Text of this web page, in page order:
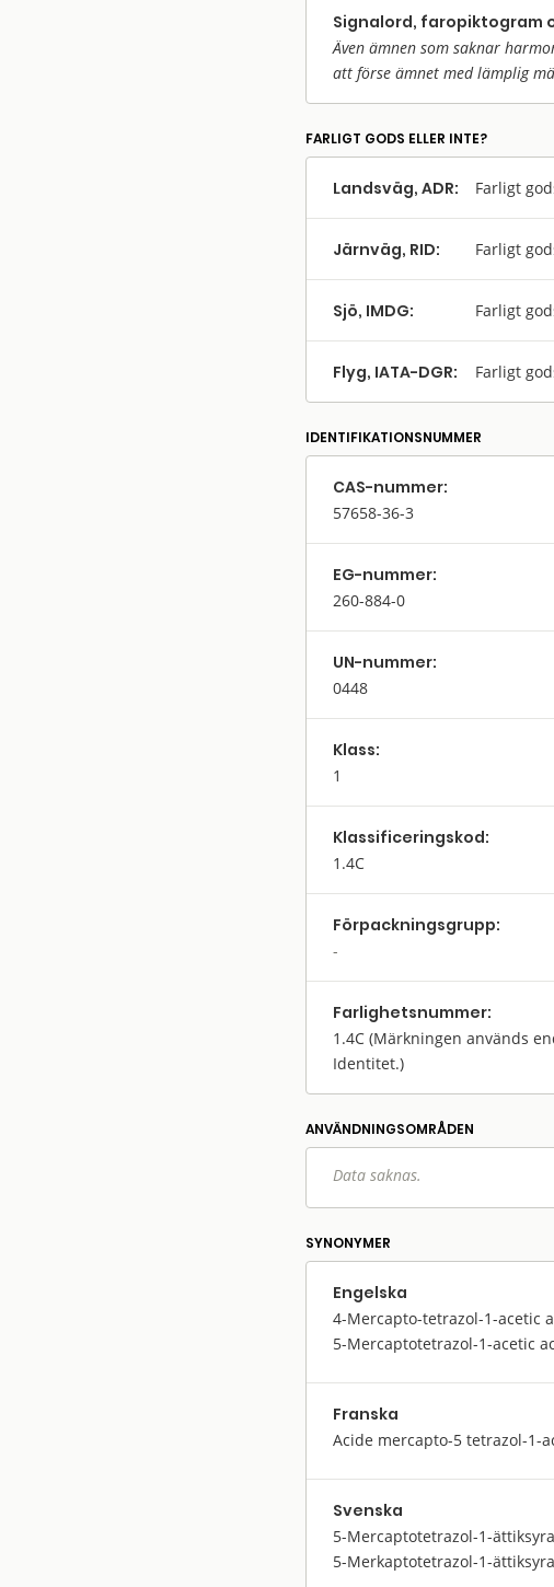
Signalord, faropiktogram
Även ämnen som saknar
att förse ämnet med lämplig
FARLIGT GODS ELLER INTE?
Landsväg, ADR: Farligt
Järnväg, RID: Farligt
Sjö, IMDG: Farligt
Flyg, IATA-DGR: Farligt
IDENTIFIKATIONSNUMMER
CAS-nummer:
57658-36-3
EG-nummer:
260-884-0
UN-nummer:
0448
Klass:
1
Klassifi­cerings­kod:
1.4C
Förpack­nings­grupp:
Farlighets­nummer:
1.4C (Märkningen används
Identitet.)
ANVÄNDNINGS­OMRÅDEN
Data saknas.
SYNONYMER
Engelska
4-Mercapto-tetrazol-1-acetic
5-Mercaptotetrazol-1-acetic
Franska
Acide mercapto-5 tetrazol-1-
Svenska
5-Mercaptotetrazol-1-ättiksyra
5-Merkaptotetrazol-1-ättiksyra